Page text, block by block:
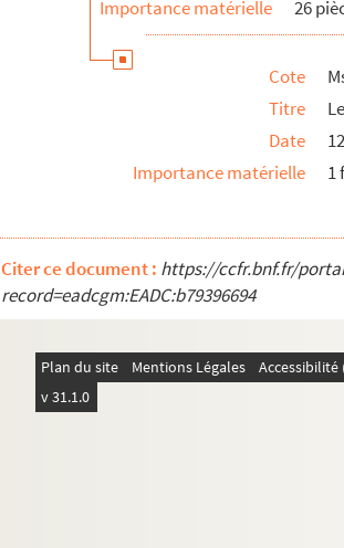
Ms 3303/2. Jean-Pierre Claris de Florian et
Ms 3304. Alphonse Séché. Pièces d'identité
Sous le masque(comédie
Ms 3306. Pièces manuscrites trouvées
Ms 3307. Dossier sur la famille Du Commun du
Ms 3309. Maurice Fourré. Lettres et autres
Ms 3310 - 3314. Papiers Labouchère. Factures,
Ms 3315. Papiers officiels divers
Ms 3317. Hugues Rebell,Défense d'Oscar Wilde
Ms 3318. Hugues Rebell,
Importance matérielle
26
Cote
Titre
Date
Importance matérielle
1
Citer ce document : https://ccfr.bnf.fr/
record=eadcgm:EADC:b79396694
Plan du site Mentions Légales
v 31.1.0